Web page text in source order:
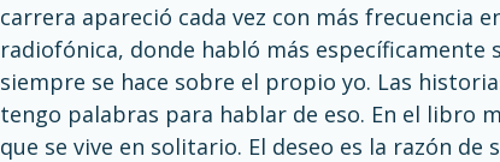
carrera apareció cada vez con más frecuencia
radiofónica, donde habló más
siempre se hace sobre el propio yo. Las
tengo palabras para hablar de eso. En el libro
que se vive en solitario. El deseo es la razón